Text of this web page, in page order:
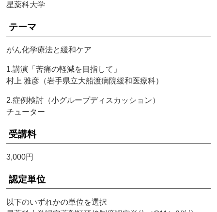
星薬科大学
テーマ
がん化学療法と緩和ケア
1.講演「苦痛の軽減を目指して」
村上 雅彦（岩手県立大船渡病院緩和医療科）
2.症例検討（小グループディスカッション）
チューター
受講料
3,000円
認定単位
以下のいずれかの単位を選択